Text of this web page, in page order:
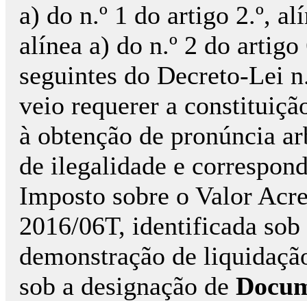
a) do n.º 1 do artigo 2.º,
alínea a) do n.º 2 do artigo
seguintes do Decreto-Lei
veio requerer a
à obtenção de pronúncia
de ilegalidade e
Imposto sobre o Valor
2016/06T, identificada
demonstração de
sob a designação de